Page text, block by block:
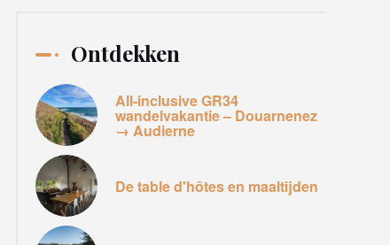
Ontdekken
All-inclusive GR34
wandelvakantie – Douarnenez
→ Audierne
De table d'hôtes en maaltijden